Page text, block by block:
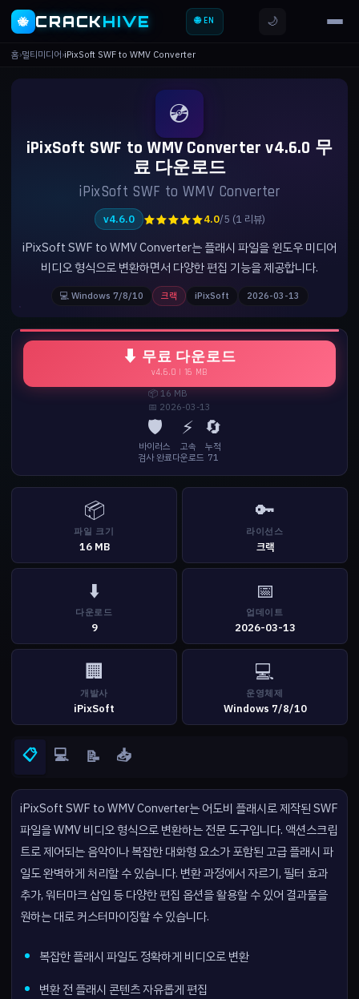
🐝 CRACKHIVE 🌐 EN 🌙
홈›멀티미디어›iPixSoft SWF to WMV Converter
💿
iPixSoft SWF to WMV Converter v4.6.0 무
료 다운로드
iPixSoft SWF to WMV Converter
v4.6.0 ★★★★★4.0/5 (1 리뷰)
iPixSoft SWF to WMV Converter는 플래시 파일을 윈도우 미디어
비디오 형식으로 변환하면서 다양한 편집 기능을 제공합니다.
💻 Windows 7/8/10 크랙 iPixSoft 2026-03-13
⬇ 무료 다운로드
v4.6.0 | 16 MB
📦 16 MB
📅 2026-03-13
🛡️
바이러스
검사 완료
⚡
고속
다운로드
🔄
누적
71
📦
파일 크기
16 MB
🔑
라이선스
크랙
⬇️
다운로드
9
📅
업데이트
2026-03-13
🏢
개발사
iPixSoft
💻
운영체제
Windows 7/8/10
📋 💻 📝 📥
iPixSoft SWF to WMV Converter는 어도비 플래시로 제작된 SWF
파일을 WMV 비디오 형식으로 변환하는 전문 도구입니다. 액션스크립
트로 제어되는 음악이나 복잡한 대화형 요소가 포함된 고급 플래시 파
일도 완벽하게 처리할 수 있습니다. 변환 과정에서 자르기, 필터 효과
추가, 워터마크 삽입 등 다양한 편집 옵션을 활용할 수 있어 결과물을
원하는 대로 커스터마이징할 수 있습니다.
복잡한 플래시 파일도 정확하게 비디오로 변환
변환 전 플래시 콘텐츠 자유롭게 편집